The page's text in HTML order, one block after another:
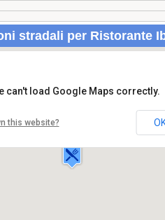
stradali per Ristorante
can't load Google Maps correctly.
this website?